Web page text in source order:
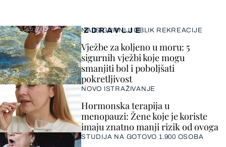
ZDRAVLJE
NAJSIGURNIJI OBLIK REKREACIJE
Vježbe za koljeno u moru: 5
sigurnih vježbi koje mogu
smanjiti bol i poboljšati
pokretljivost
NOVO ISTRAŽIVANJE
Hormonska terapija u
menopauzi: Žene koje je koriste
imaju znatno manji rizik od ovoga
STUDIJA NA GOTOVO 1.900 OSOBA